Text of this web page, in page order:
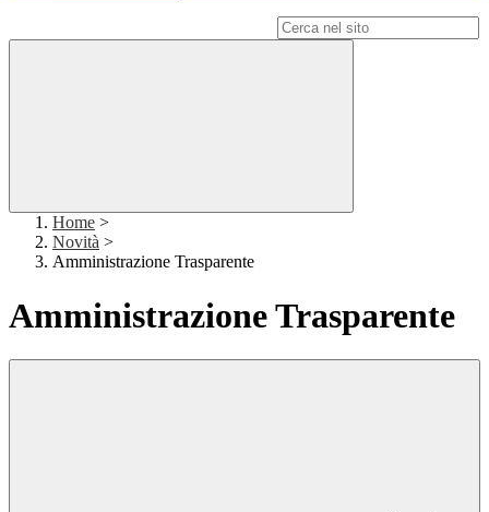
Home >
Novità >
Amministrazione Trasparente
Amministrazione Trasparente